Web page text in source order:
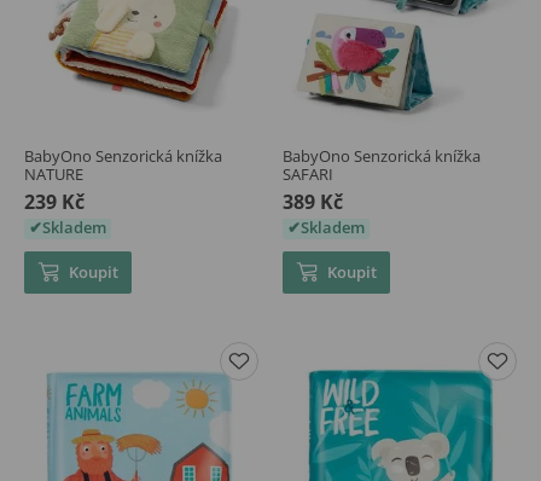
BabyOno Senzorická knížka
NATURE
239 Kč
Skladem
Koupit
BabyOno Senzorická knížka
SAFARI
389 Kč
Skladem
Koupit